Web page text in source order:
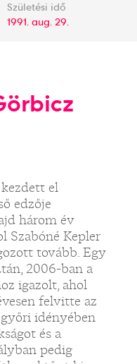
Születési idő
1991. aug. 29.
el
edzője
három év
Szabóné Kepler
tovább. Egy
2006-ban a
igazolt, ahol
felvitte az
idényében
és a
pedig